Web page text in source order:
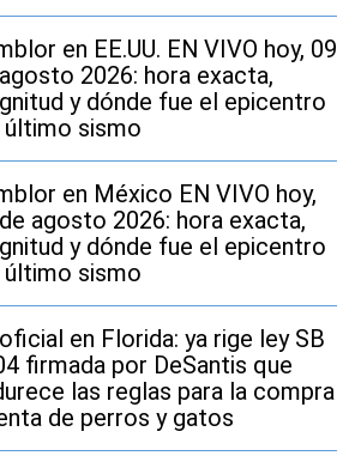
en EE.UU. EN VIVO hoy, 09
2026: hora exacta,
y dónde fue el epicentro
último sismo
en México EN VIVO hoy,
agosto 2026: hora exacta,
y dónde fue el epicentro
último sismo
en Florida: ya rige ley SB
firmada por DeSantis que
las reglas para la compra
de perros y gatos